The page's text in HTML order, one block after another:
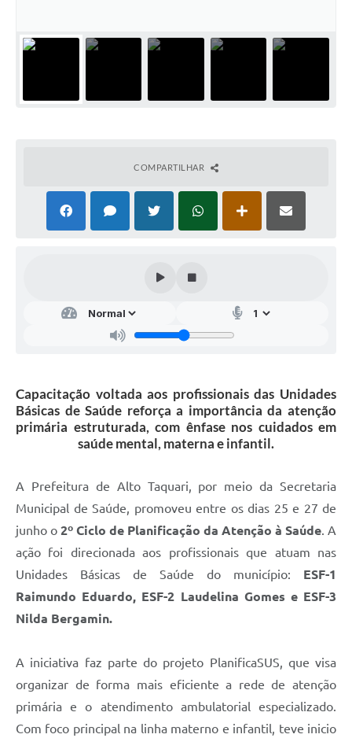
COMPARTILHAR
Capacitação voltada aos profissionais das Unidades
Básicas de Saúde reforça a importância da atenção
primária estruturada, com ênfase nos cuidados em
saúde mental, materna e infantil.
A Prefeitura de Alto Taquari, por meio da Secretaria
Municipal de Saúde, promoveu entre os dias 25 e 27 de
junho o 2º Ciclo de Planificação da Atenção à Saúde . A
ação foi direcionada aos profissionais que atuam nas
Unidades Básicas de Saúde do município: ESF-1
Raimundo Eduardo, ESF-2 Laudelina Gomes e ESF-3
Nilda Bergamin.
A iniciativa faz parte do projeto PlanificaSUS, que visa
organizar de forma mais eficiente a rede de atenção
primária e o atendimento ambulatorial especializado.
Com foco principal na linha materno e infantil, teve inicio